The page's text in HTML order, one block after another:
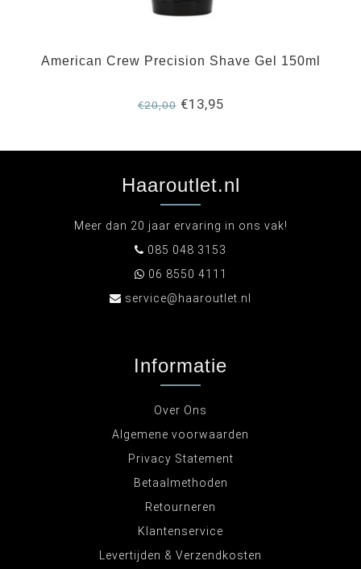
American Crew Precision Shave Gel 150ml
€20,00€13,95
Haaroutlet.nl
Meer dan 20 jaar ervaring in ons vak!
085 048 3153
06 8550 4111
service@haaroutlet.nl
Informatie
Over Ons
Algemene voorwaarden
Privacy Statement
Betaalmethoden
Retourneren
Klantenservice
Levertijden & Verzendkosten